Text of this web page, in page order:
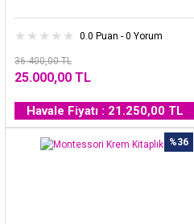
0.0 Puan - 0 Yorum
36.400,00 TL
25.000,00 TL
Havale Fiyatı : 21.250,00 TL
%36